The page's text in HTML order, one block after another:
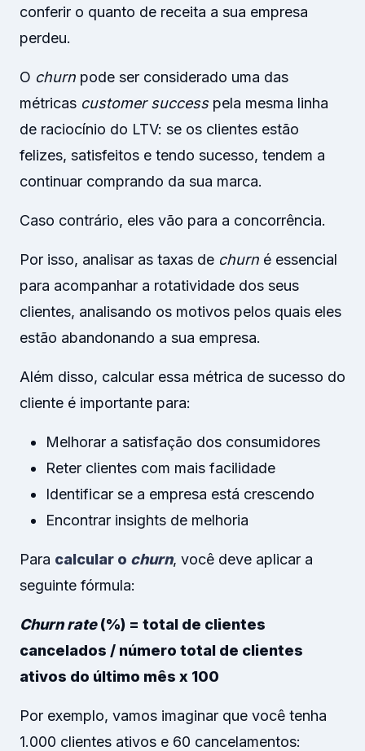
conferir o quanto de receita a sua empresa
perdeu.
O churn pode ser considerado uma das
métricas customer successpela mesma linha
de raciocínio do LTV: se os clientes estão
felizes, satisfeitos e tendo sucesso, tendem a
continuar comprando da sua marca.
Caso contrário, eles vão para a concorrência.
Por isso, analisar as taxas de churn é essencial
para acompanhar a rotatividade dos seus
clientes, analisando os motivos pelos quais eles
estão abandonando a sua empresa.
Além disso, calcular essa métrica de sucesso do
cliente é importante para:
Melhorar a satisfação dos consumidores
Reter clientes com mais facilidade
Identificar se a empresa está crescendo
Encontrar insights de melhoria
Para calcular o churn, você deve aplicar a
seguinte fórmula:
Churn rate(%) = total de clientes
cancelados / número total de clientes
ativos do último mês x 100
Por exemplo, vamos imaginar que você tenha
1.000 clientes ativos e 60 cancelamentos: